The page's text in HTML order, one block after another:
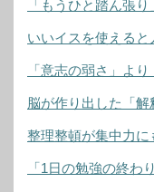
「もうひと踏ん張
いいイスを使える
「意志の弱さ」よ
脳が作り出した「
整理整頓が集中力
「1日の勉強の終わ